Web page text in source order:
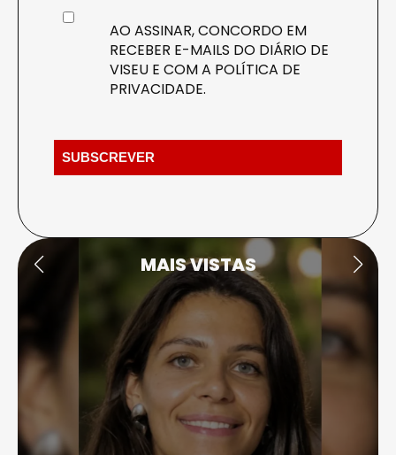
AO ASSINAR, CONCORDO EM
RECEBER E-MAILS DO DIÁRIO DE
VISEU E COM A POLÍTICA DE
PRIVACIDADE.
MAIS VISTAS